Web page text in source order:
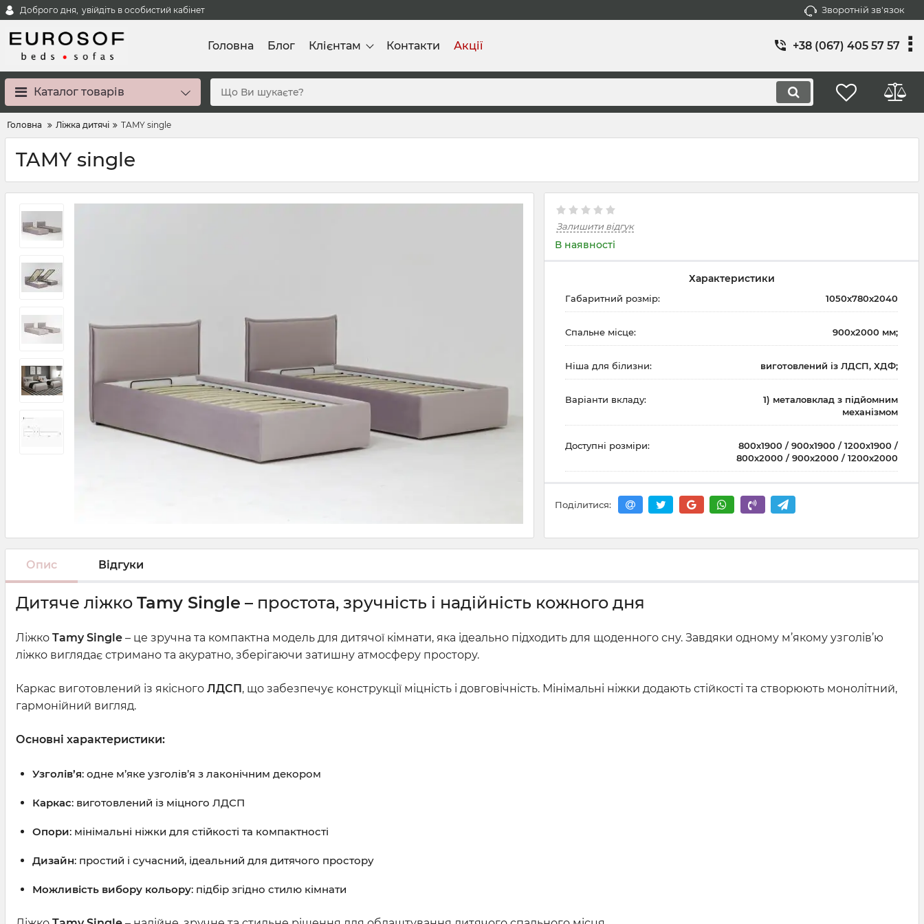
Доброго дня, увійдіть в особистий кабінет Зворотній зв'язок
Головна Блог Клієнтам Контакти Акції +38 ‎(067) 405 57 57
Каталог товарів
Головна Ліжка дитячі TAMY single
TAMY single
Залишити відгук
В наявності
Характеристики
Габаритний розмір: 1050х780х2040
Спальне місце: 900х2000 мм;
Ніша для білизни: виготовлений із ЛДСП, ХДФ;
Варіанти вкладу:
1) металовклад з підйомним
механізмом
Доступні розміри:
800х1900 / 900х1900 / 1200х1900 /
800х2000 / 900х2000 / 1200х2000
Поділитися:
Опис Відгуки
Дитяче ліжко Tamy Single – простота, зручність і надійність кожного дня
Ліжко Tamy Single – це зручна та компактна модель для дитячої кімнати, яка ідеально підходить для щоденного сну. Завдяки одному м’якому узголів’ю
ліжко виглядає стримано та акуратно, зберігаючи затишну атмосферу простору.
Каркас виготовлений із якісного ЛДСП , що забезпечує конструкції міцність і довговічність. Мінімальні ніжки додають стійкості та створюють монолітний,
гармонійний вигляд.
Основні характеристики:
Узголів’я: одне м’яке узголів’я з лаконічним декором
Каркас: виготовлений із міцного ЛДСП
Опори: мінімальні ніжки для стійкості та компактності
Дизайн: простий і сучасний, ідеальний для дитячого простору
Можливість вибору кольору: підбір згідно стилю кімнати